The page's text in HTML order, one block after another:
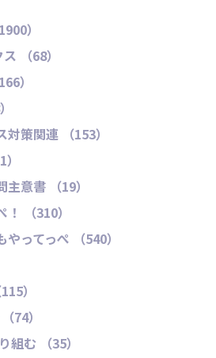
）
（68）
）
策関連 （153）
意書 （19）
（310）
ってっぺ （540）
）
74）
組む （35）